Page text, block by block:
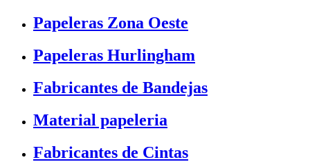
Papeleras Zona Oeste
Papeleras Hurlingham
Fabricantes de Bandejas
Material papeleria
Fabricantes de Cintas